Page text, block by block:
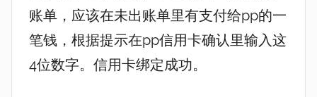
账单，应该在未出账单里有支付给pp的一
笔钱，根据提示在pp信用卡确认里输入这
4位数字。信用卡绑定成功。